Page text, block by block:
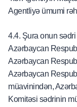
Agentliyə ümumi
4.4. Şura onun
Azərbaycan
Azərbaycan
Azərbaycan
müavinindən,
Komitəsi sədrinin